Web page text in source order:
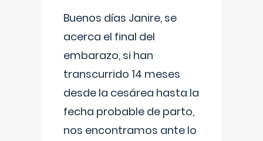
Buenos días Janire, se
acerca el final del
embarazo, si han
transcurrido 14 meses
desde la cesárea hasta la
fecha probable de parto,
nos encontramos ante lo